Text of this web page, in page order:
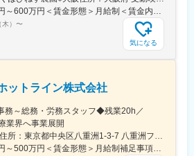
定める業務
） 〜
気になる
ットライン株式会社
務～総務・労務スタッフ◆残業20h／
業界へ事業展開